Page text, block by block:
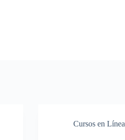
Cursos en Línea